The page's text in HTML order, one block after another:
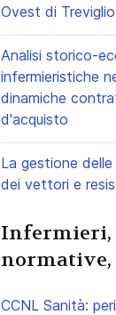
Ovest di Treviglio
Analisi storico-
infermieristiche
dinamiche
d'acquisto
La gestione
dei vettori e
Infermieri,
CCNL Sanità: